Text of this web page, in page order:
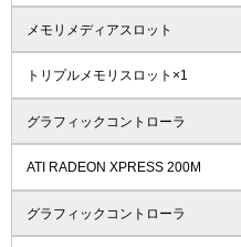
メモリメディアスロット
トリプルメモリスロット×1
グラフィックコントローラ
ATI RADEON XPRESS 200M
グラフィックコントローラ